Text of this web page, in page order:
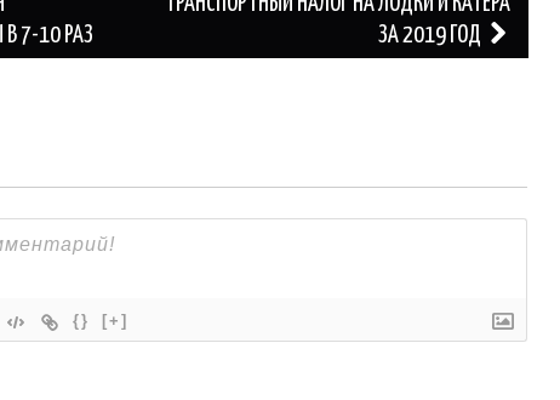
7-10 РАЗ
ЗА 2019 ГОД
{} [+]